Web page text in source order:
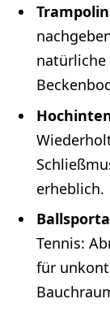
erheblich.
Tennis:
für